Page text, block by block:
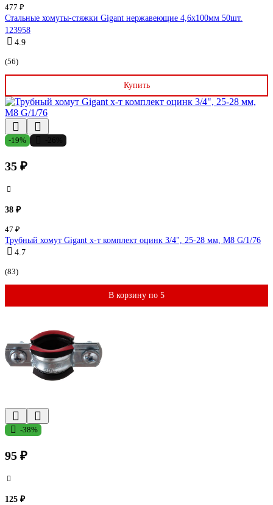
477 ₽
Стальные хомуты-стяжки Gigant нержавеющие 4,6х100мм 50шт.
123958
4.9
(56)
Купить
-19%
35 ₽
38 ₽
47 ₽
Трубный хомут Gigant х-т комплект оцинк 3/4", 25-28 мм, М8 G/1/76
4.7
(83)
В корзину по 5
-38%
95 ₽
125 ₽